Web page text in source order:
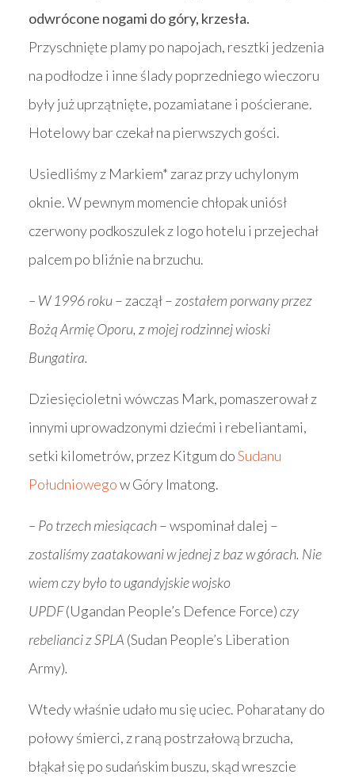
odwrócone nogami do góry, krzesła.
Przyschnięte plamy po napojach, resztki jedzenia
na podłodze i inne ślady poprzedniego wieczoru
były już uprzątnięte, pozamiatane i pościerane.
Hotelowy bar czekał na pierwszych gości.
Usiedliśmy z Markiem* zaraz przy uchylonym
oknie. W pewnym momencie chłopak uniósł
czerwony podkoszulek z logo hotelu i przejechał
palcem po bliźnie na brzuchu.
– W 1996 roku– zaczął –zostałem porwany przez
Bożą Armię Oporu, z mojej rodzinnej wioski
Bungatira.
Dziesięcioletni wówczas Mark, pomaszerował z
innymi uprowadzonymi dziećmi i rebeliantami,
setki kilometrów, przez Kitgum doSudanu
Południowegow Góry Imatong.
– Po trzech miesiącach– wspominał dalej –
zostaliśmy zaatakowani w jednej z baz w górach. Nie
wiem czy było to ugandyjskie wojsko
UPDF(Ugandan People’s Defence Force)czy
rebelianci z SPLA (Sudan People’s Liberation
Army).
Wtedy właśnie udało mu się uciec. Poharatany do
połowy śmierci, z raną postrzałową brzucha,
błąkał się po sudańskim buszu, skąd wreszcie